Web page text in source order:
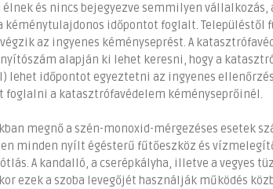
és nincs bejegyezve semmilyen
kéménytulajdonos időpontot foglalt. Településtől
az ingyenes kéményseprést. A
alapján ki lehet keresni, hogy a
lehet időpontot egyeztetni az ingyenes
foglalni a katasztrófavédelem kéményseprőinél.
megnő a szén-monoxid-mérgezéses esetek
minden nyílt égésterű fűtőeszköz és
A kandalló, a cserépkályha, illetve a vegyes
ezek a szoba levegőjét használják működés